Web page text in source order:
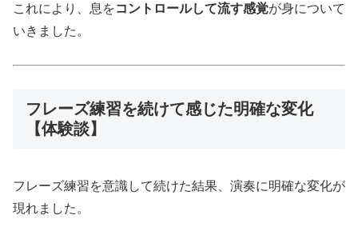
これにより、息をコントロールして流す感覚が身について
いきました。
フレーズ練習を続けて感じた明確な変化
【体験談】
フレーズ練習を意識して続けた結果、演奏に明確な変化が
現れました。